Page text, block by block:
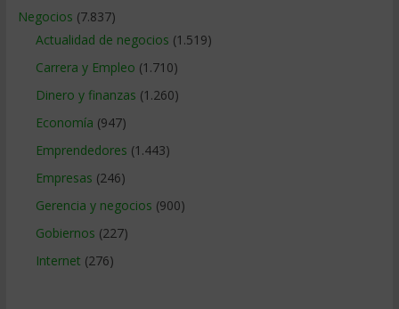
Negocios (7.837)
Actualidad de negocios (1.519)
Carrera y Empleo (1.710)
Dinero y finanzas (1.260)
Economía (947)
Emprendedores (1.443)
Empresas (246)
Gerencia y negocios (900)
Gobiernos (227)
Internet (276)